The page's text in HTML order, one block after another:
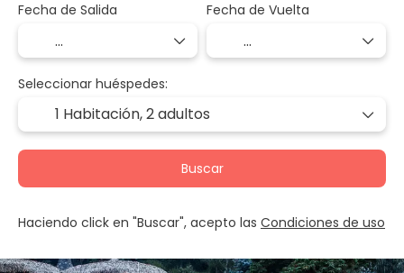
Fecha de Salida Fecha de Vuelta
Seleccionar huéspedes:
1 Habitación,2 adultos
Buscar
Haciendo click en "Buscar", acepto las Condiciones de uso